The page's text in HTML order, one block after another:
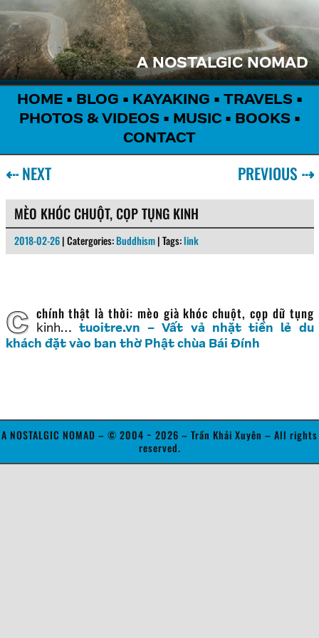
A NOSTALGIC NOMAD
HOME• BLOG • KAYAKING • TRAVELS •
PHOTOS & VIDEOS • MUSIC• BOOKS •
CONTACT
PREVIOUS ⇢
⇠NEXT
MÈO KHÓC CHUỘT, CỌP TỤNG KINH
2018-02-26| Catergories:Buddhism| Tags:link
C chính thật là thời: mèo già khóc chuột, cọp dữ tụng kinh… tuoitre.vn – Vất vả nhặt tiền lẻ du
khách đặt vào ban thờ Phật chùa Bái Đính
A NOSTALGIC NOMAD – © 2004 ~ 2026 – Trần Khải Xuyên – All rights
reserved.